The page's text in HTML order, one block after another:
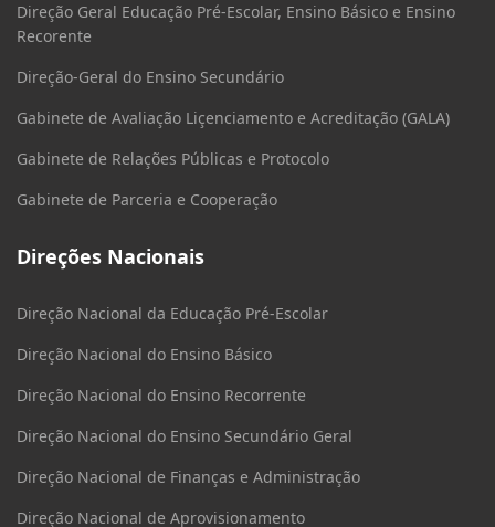
Direção Geral Educação Pré-Escolar, Ensino Básico e Ensino
Recorente
Direção-Geral do Ensino Secundário
Gabinete de Avaliação Liçenciamento e Acreditação (GALA)
Gabinete de Relações Públicas e Protocolo
Gabinete de Parceria e Cooperação
Direções Nacionais
Direção Nacional da Educação Pré-Escolar
Direção Nacional do Ensino Básico
Direção Nacional do Ensino Recorrente
Direção Nacional do Ensino Secundário Geral
Direção Nacional de Finanças e Administração
Direção Nacional de Aprovisionamento